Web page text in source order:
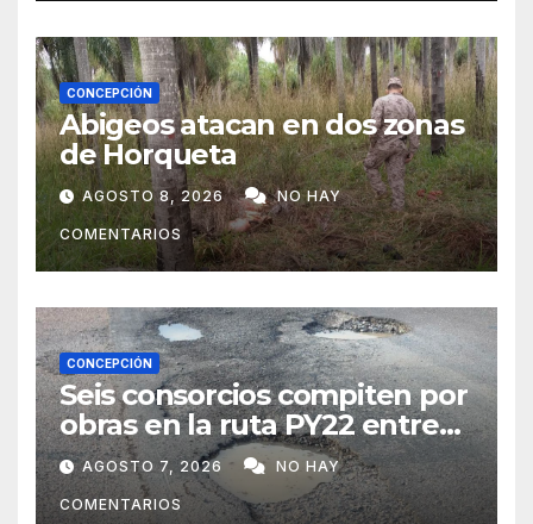
CONCEPCIÓN
Abigeos atacan en dos zonas
de Horqueta
AGOSTO 8, 2026 NO HAY
COMENTARIOS
CONCEPCIÓN
Seis consorcios compiten por
obras en la ruta PY22 entre
Concepción y Vallemí
AGOSTO 7, 2026 NO HAY
COMENTARIOS